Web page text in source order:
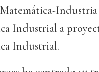
Matemática-
Industrial a
Industrial.